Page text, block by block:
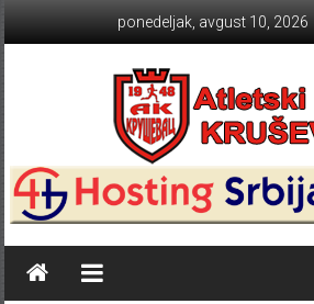
ponedeljak, avgust 10, 2026
Atletski klub